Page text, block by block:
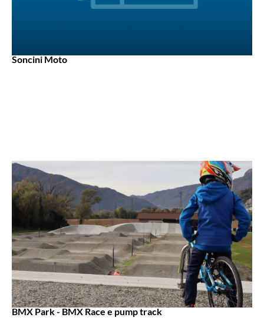
Soncini Moto
BMX Park - BMX Race e pump track